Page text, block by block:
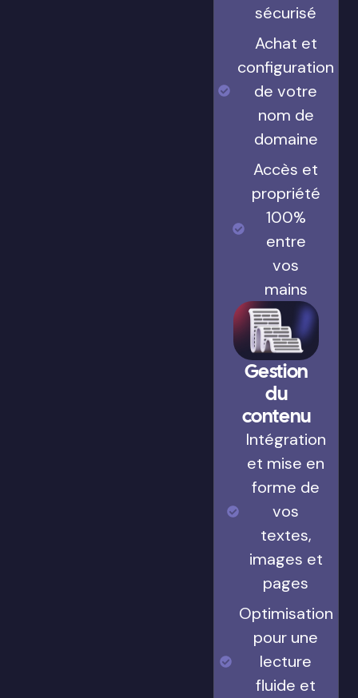
sécurisé
Achat et
configuration
de votre
nom de
domaine
Accès et
propriété
100%
entre
vos
mains
Gestion
du
contenu
Intégration
et mise en
forme de
vos
textes,
images et
pages
Optimisation
pour une
lecture
fluide et